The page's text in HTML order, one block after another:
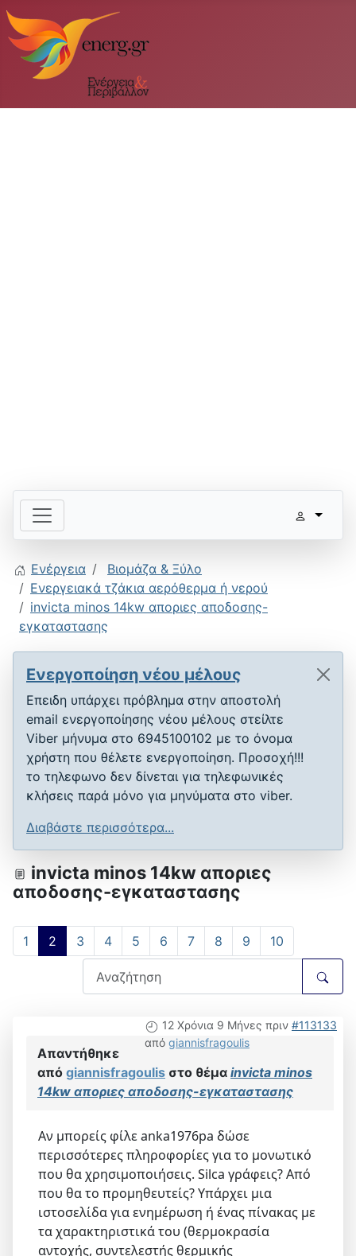
Ενέργεια
Βιομάζα & Ξύλο
Ενεργειακά τζάκια αερόθερμα ή νερού
invicta minos 14kw αποριες αποδοσης-
εγκαταστασης
Ενεργοποίηση νέου μέλους
Επειδη υπάρχει πρόβλημα στην αποστολή
email ενεργοποίησης νέου μέλους στείλτε
Viber μήνυμα στο 6945100102 με το όνομα
χρήστη που θέλετε ενεργοποίηση. Προσοχή!!!
το τηλεφωνο δεν δίνεται για τηλεφωνικές
κλήσεις παρά μόνο για μηνύματα στο viber.
Διαβάστε περισσότερα...
invicta minos 14kw αποριες
αποδοσης-εγκαταστασης
1 2 3 4 5 6 7 8 9 10
12 Χρόνια 9 Μήνες πριν #113133
από giannisfragoulis
Απαντήθηκε
από giannisfragoulis στο θέμα invicta minos
14kw αποριες αποδοσης-εγκαταστασης
Αν μπορείς φίλε anka1976pa δώσε
περισσότερες πληροφορίες για το μονωτικό
που θα χρησιμοποιήσεις. Silca γράφεις? Από
που θα το προμηθευτείς? Υπάρχει μια
ιστοσελίδα για ενημέρωση ή ένας πίνακας με
τα χαρακτηριστικά του (θερμοκρασία
αντοχής, συντελεστής θερμικής